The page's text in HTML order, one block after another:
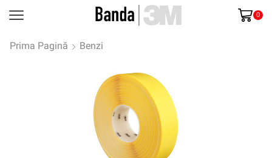
0
Prima Pagină Benzi